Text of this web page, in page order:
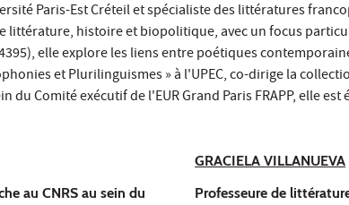
Paris-Est Créteil et spécialiste des littératures
littérature, histoire et biopolitique, avec un focus
elle explore les liens entre poétiques
et Plurilinguismes » à l'UPEC, co-dirige la
du Comité exécutif de l'EUR Grand Paris FRAPP, elle
au CNRS au sein du
GRACIELA VILLANUEVA
Professeure de